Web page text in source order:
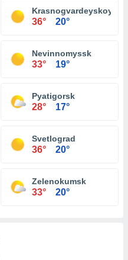
Krasnogvardeyskoye
36° 20°
Nevinnomyssk
33° 19°
Pyatigorsk
28° 17°
Svetlograd
36° 20°
Zelenokumsk
33° 20°